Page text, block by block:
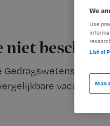
niet
vacatures
We
Use
List of